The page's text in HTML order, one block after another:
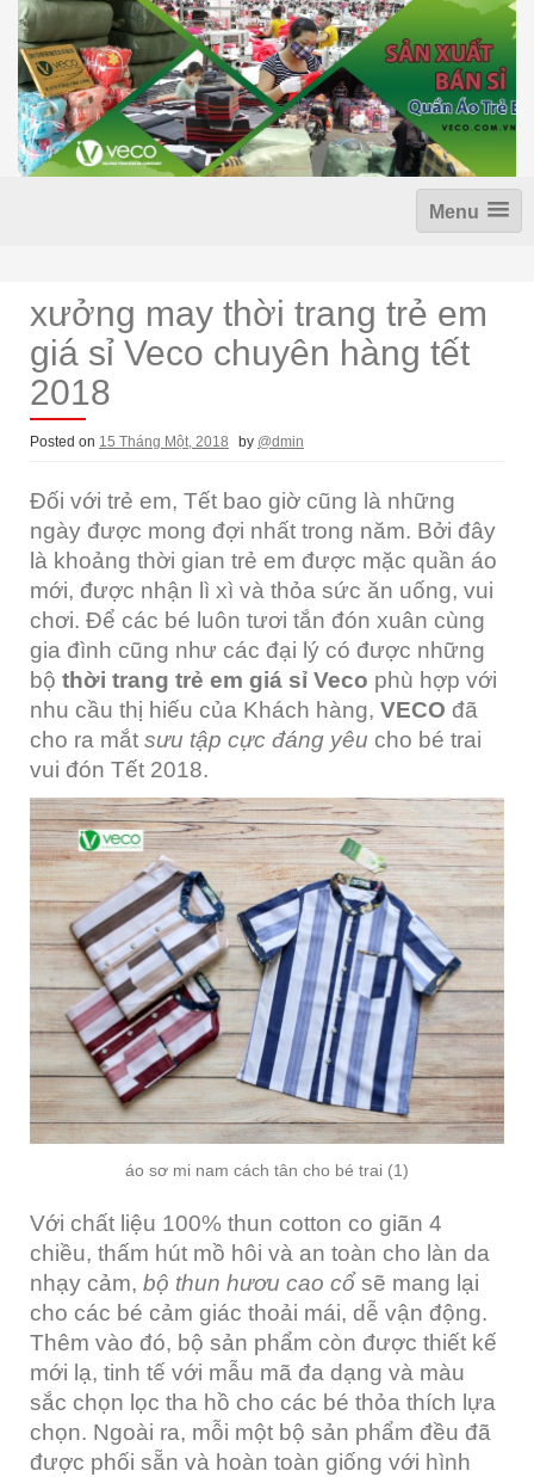
Menu
xưởng may thời trang trẻ em
giá sỉ Veco chuyên hàng tết
2018
Posted on 15 Tháng Một, 2018 by @dmin
Đối với trẻ em, Tết bao giờ cũng là những
ngày được mong đợi nhất trong năm. Bởi đây
là khoảng thời gian trẻ em được mặc quần áo
mới, được nhận lì xì và thỏa sức ăn uống, vui
chơi. Để các bé luôn tươi tắn đón xuân cùng
gia đình cũng như các đại lý có được những
bộ thời trang trẻ em giá sỉ Veco phù hợp với
nhu cầu thị hiếu của Khách hàng, VECO đã
cho ra mắt sưu tập cực đáng yêu cho bé trai
vui đón Tết 2018.
áo sơ mi nam cách tân cho bé trai (1)
Với chất liệu 100% thun cotton co giãn 4
chiều, thấm hút mồ hôi và an toàn cho làn da
nhạy cảm, bộ thun hươu cao cổ sẽ mang lại
cho các bé cảm giác thoải mái, dễ vận động.
Thêm vào đó, bộ sản phẩm còn được thiết kế
mới lạ, tinh tế với mẫu mã đa dạng và màu
sắc chọn lọc tha hồ cho các bé thỏa thích lựa
chọn. Ngoài ra, mỗi một bộ sản phẩm đều đã
được phối sẵn và hoàn toàn giống với hình